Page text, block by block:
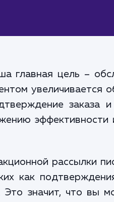
главная цель –
увеличивается
заказа
эффективности
рассылки
как
значит, что вы